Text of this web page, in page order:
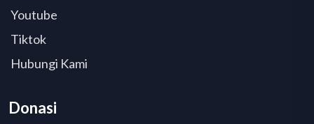
Youtube
Tiktok
Hubungi Kami
Donasi